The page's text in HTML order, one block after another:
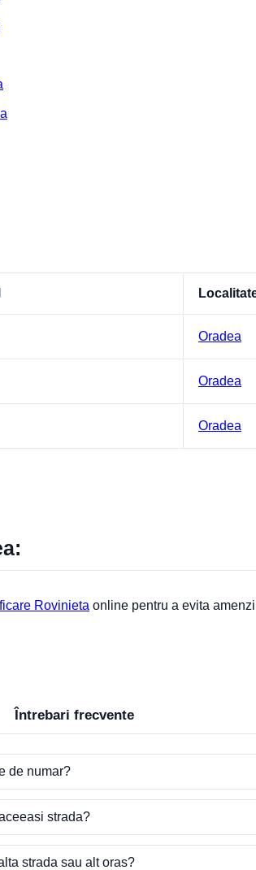
Oradea
Oradea
Oradea
Rovinieta online pentru a evita
Întrebari frecvente
de numar?
strada?
strada sau alt oras?